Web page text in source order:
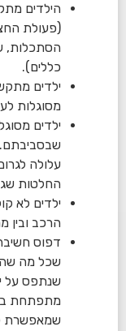
הילדים
(פעולת
הסתכלות,
כללים).
ילדים
מסוגלות
ילדים
עלולה
החלטות
ילדים לא
הרכב ובין
דפוס
שכל מה
מתפתחת
שמאפשרת